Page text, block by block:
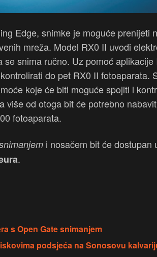
Edge, snimke je moguće prenijeti
mreža. Model RX0 II uvodi
snima ručno. Uz pomoć
do pet RX0 II fotoaparata.
koje će biti moguće spojiti i
više od otoga bit će potrebno
fotoaparata.
i nosačem bit će dostupan
.
s Open Gate snimanjem
podsjeća na Sonosovu